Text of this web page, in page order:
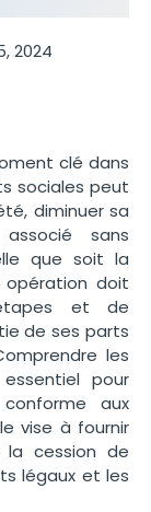
2024
clé dans
sociales peut
diminuer sa
sans
que soit la
opération doit
et de
de ses parts
les
pour
aux
vise à fournir
la cession de
légaux et les